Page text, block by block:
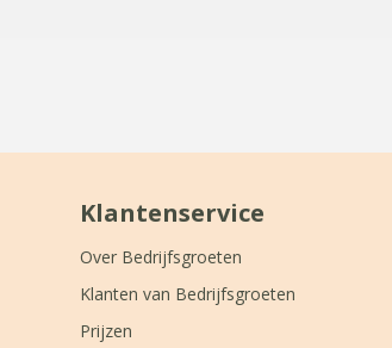
Klantenservice
Over Bedrijfsgroeten
Klanten van Bedrijfsgroeten
Prijzen